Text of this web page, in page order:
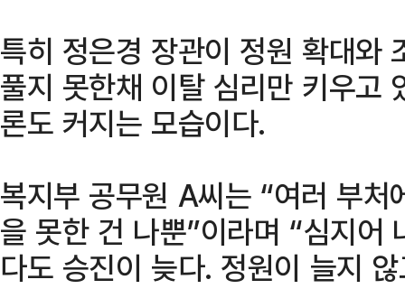
특히 정은경 장관이 정원 확대와
풀지 못한채 이탈 심리만 키우고
론도 커지는 모습이다.
복지부 공무원 A씨는 “여러 부
을 못한 건 나뿐”이라며 “심지어
다도 승진이 늦다. 정원이 늘지